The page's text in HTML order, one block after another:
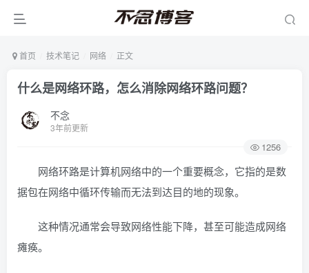
首页 技术笔记 网络 正文
什么是网络环路，怎么消除网络环路问题？
不念
3年前更新
1256
网络环路是计算机网络中的一个重要概念，它指的是数
据包在网络中循环传输而无法到达目的地的现象。
这种情况通常会导致网络性能下降，甚至可能造成网络
瘫痪。